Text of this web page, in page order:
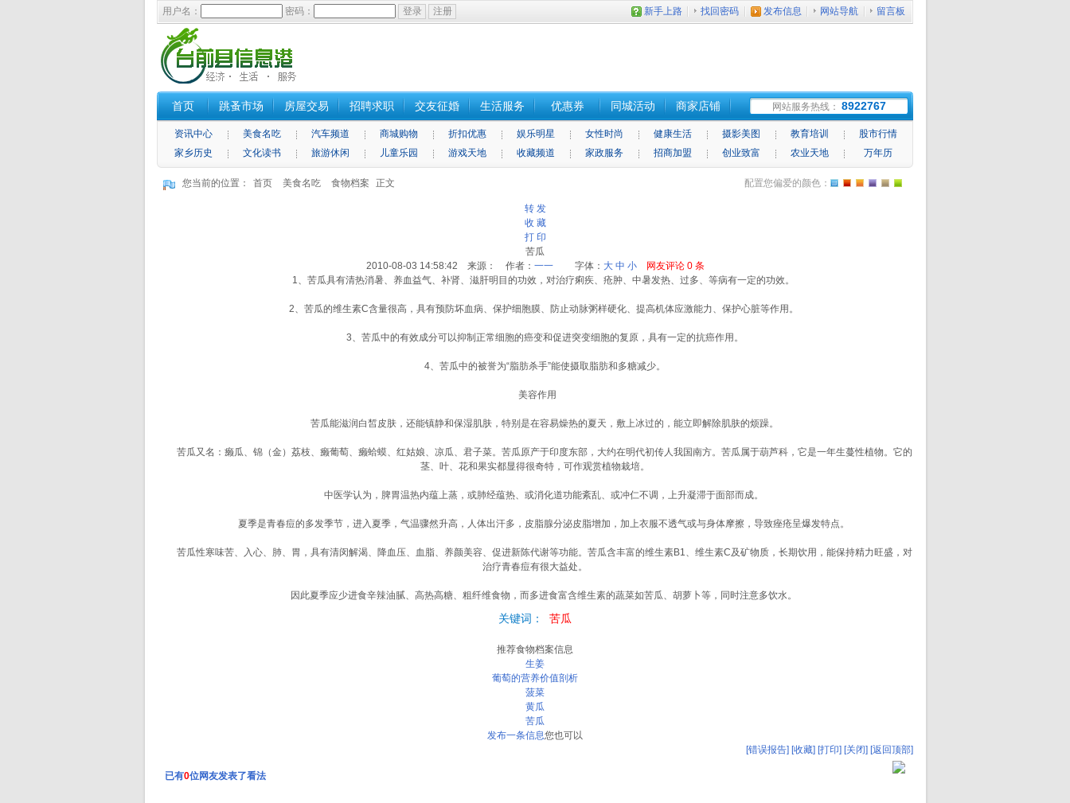
用户名： 密码： 新手上路 找回密码 发布信息 网站导航 留言板
首页 跳蚤市场 房屋交易 招聘求职 交友征婚 生活服务 优惠券 同城活动 商家店铺 网站服务热线： 8922767
资讯中心 美食名吃 汽车频道 商城购物 折扣优惠 娱乐明星 女性时尚 健康生活 摄影美图 教育培训
股市行情
家乡历史
文化读书 旅游休闲 儿童乐园 游戏天地 收藏频道 家政服务 招商加盟 创业致富 农业天地 万年历
您当前的位置： 首页 美食名吃 食物档案 正文 配置您偏爱的颜色：
转 发
收 藏
打 印
苦瓜
2010-08-03 14:58:42 来源： 作者： 一一字体： 大 中 小 网友评论 0条
1、苦瓜具有清热消暑、养血益气、补肾、滋肝明目的功效，对治疗痢疾、疮肿、中暑发热、过多、等病有一定的功效。
2、苦瓜的维生素C含量很高，具有预防坏血病、保护细胞膜、防止动脉粥样硬化、提高机体应激能力、保护心脏等作用。
3、苦瓜中的有效成分可以抑制正常细胞的癌变和促进突变细胞的复原，具有一定的抗癌作用。
4、苦瓜中的被誉为“脂肪杀手”能使摄取脂肪和多糖减少。
美容作用
苦瓜能滋润白皙皮肤，还能镇静和保湿肌肤，特别是在容易燥热的夏天，敷上冰过的，能立即解除肌肤的烦躁。
苦瓜又名：癞瓜、锦（金）荔枝、癞葡萄、癞蛤蟆、红姑娘、凉瓜、君子菜。苦瓜原产于印度东部，大约在明代初传人我国南方。苦瓜属于葫芦科，它是一年生蔓性植物。它的
茎、叶、花和果实都显得很奇特，可作观赏植物栽培。
中医学认为，脾胃温热内蕴上蒸，或肺经蕴热、或消化道功能紊乱、或冲仁不调，上升凝滞于面部而成。
夏季是青春痘的多发季节，进入夏季，气温骤然升高，人体出汗多，皮脂腺分泌皮脂增加，加上衣服不透气或与身体摩擦，导致痤疮呈爆发特点。
苦瓜性寒味苦、入心、肺、胃，具有清闵解渴、降血压、血脂、养颜美容、促进新陈代谢等功能。苦瓜含丰富的维生素B1、维生素C及矿物质，长期饮用，能保持精力旺盛，对
治疗青春痘有很大益处。
因此夏季应少进食辛辣油腻、高热高糖、粗纤维食物，而多进食富含维生素的蔬菜如苦瓜、胡萝卜等，同时注意多饮水。
关键词： 苦瓜
推荐食物档案信息
生姜
葡萄的营养价值剖析
菠菜
黄瓜
苦瓜
发布一条信息您也可以
[错误报告] [收藏] [打印] [关闭] [返回顶部]
已有0位网友发表了看法